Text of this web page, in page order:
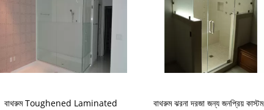
বাথরুম Toughened Laminated
বাথরুম ঝরনা দরজা জন্য জনপ্রিয় কাস্টম